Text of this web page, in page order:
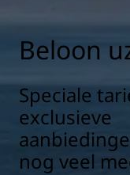
Beloon
Speciale
exclusieve
nog veel